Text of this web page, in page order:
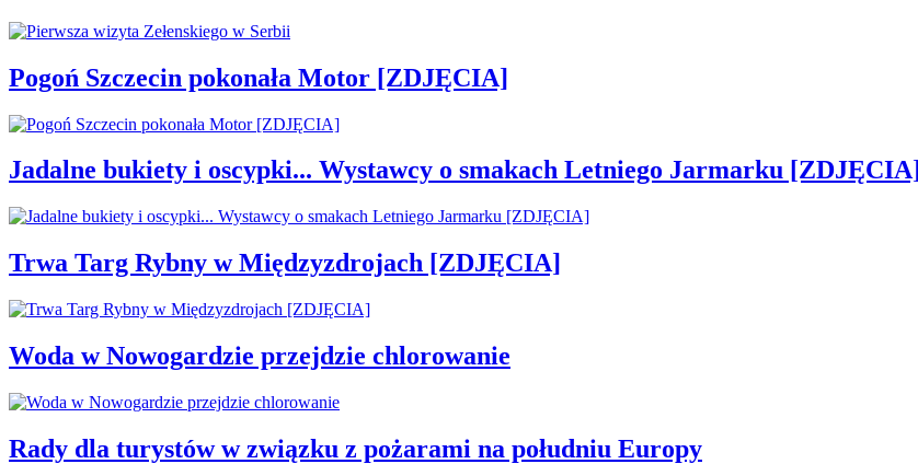
Pogoń Szczecin pokonała Motor [ZDJĘCIA]
Jadalne bukiety i oscypki... Wystawcy o smakach Letniego Jarmarku [ZDJĘCIA]
Trwa Targ Rybny w Międzyzdrojach [ZDJĘCIA]
Woda w Nowogardzie przejdzie chlorowanie
Rady dla turystów w związku z pożarami na południu Europy